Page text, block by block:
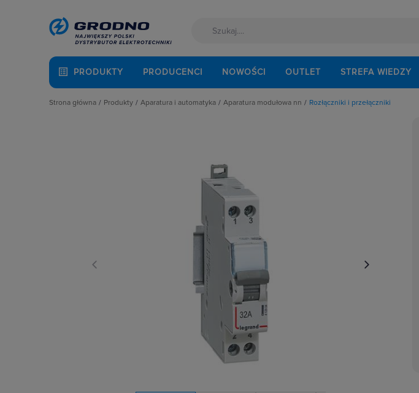
PRODUKTY PRODUCENCI NOWOŚCI OUTLET STREFA WIEDZY
Strona główna
Produkty
Systemy bezpieczeństwa
Aparatura i automatyka
Aparatura średniego napięcia
Aparatura zasilająca
Automatyka przemysłowa
Czujniki i wyłączniki krańcowe
Elementy sterowania i sygnalizacji
Optoelektronika
Rozłączniki i podstawy bezpiecznikowe
Sterownie i zabezpieczenie silników elektrycznych
Wyłączniki, rozłączniki
Aparatura modułowa nn
Pozostałe akcesoria
Przekaźniki impulsowe
Przyciski modułowe
Regulatory temperatury
Rozłączniki i przełączniki
Ściemniacze
Szyny łączeniowe widełkowe i sztyftowe
Transformatory dzwonkowe
Wkładki bezpiecznikowe cylindryczne
Wkładki bezpiecznikowe cylindryczne miniaturowe
Wyłączniki i bloki różnicowoprądowe
Wyłączniki nadmiarowoprądowe
Wyłączniki przeciwpożarowe
Wyłączniki różnicowoprądowe z członem nadprądowym
Wyłączniki selektywne
Wyłączniki taryfowe
Rozłączniki i przełączniki